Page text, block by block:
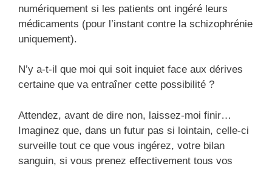
numériquement si les patients ont ingéré leurs
médicaments (pour l’instant contre la schizophrénie
uniquement).
N’y a-t-il que moi qui soit inquiet face aux dérives
certaine que va entraîner cette possibilité ?
Attendez, avant de dire non, laissez-moi finir…
Imaginez que, dans un futur pas si lointain, celle-ci
surveille tout ce que vous ingérez, votre bilan
sanguin, si vous prenez effectivement tous vos